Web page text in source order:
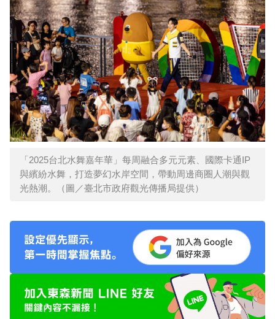
「2025台北水舞嘉年華」每周融合多元元素、國際卡通IP
與繽紛水舞，打造夢幻水岸空間，帶動周邊商圈人潮與觀
光熱潮。（圖／臺北市政府觀光傳播局提供）